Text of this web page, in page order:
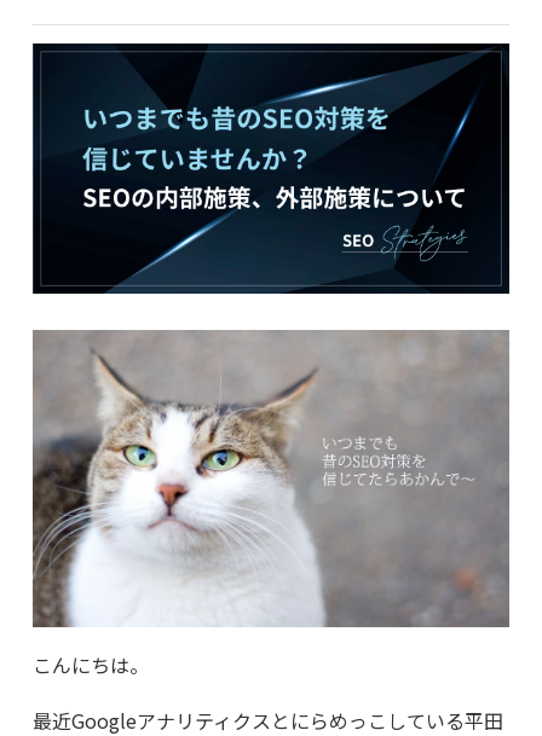
こんにちは。
最近Googleアナリティクスとにらめっこしている平田